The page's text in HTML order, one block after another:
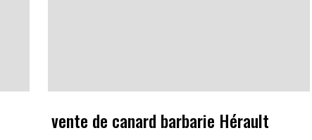
vente de canard barbarie Hérault